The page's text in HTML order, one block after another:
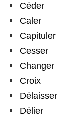
Céder
Caler
Capituler
Cesser
Changer
Croix
Délaisser
Délier